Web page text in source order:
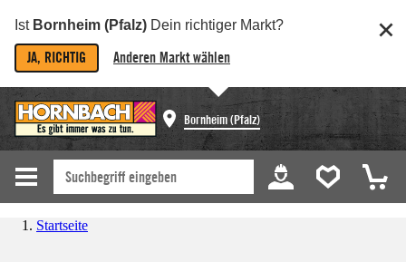
Ist Bornheim (Pfalz) Dein richtiger Markt?
JA, RICHTIG Anderen Markt wählen
Bornheim (Pfalz)
Startseite